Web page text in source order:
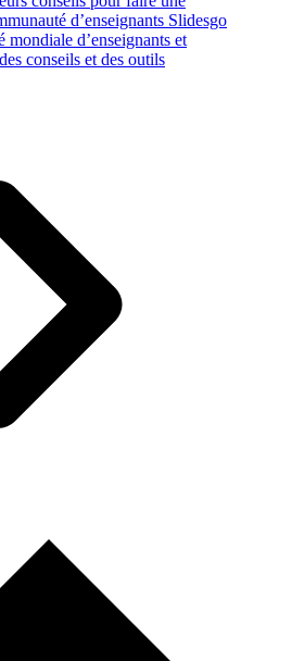
d’enseignants Slidesgo
d’enseignants et
conseils et des outils